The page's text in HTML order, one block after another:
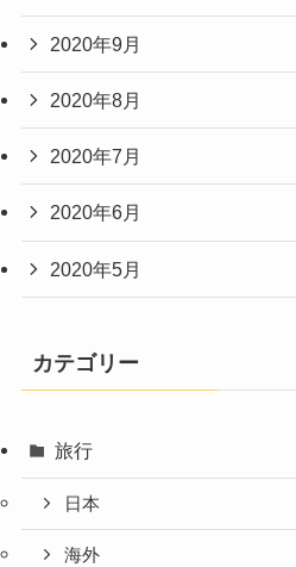
2020年9月
2020年8月
2020年7月
2020年6月
2020年5月
カテゴリー
旅行
日本
海外